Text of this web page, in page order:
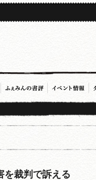
を裁判で訴える